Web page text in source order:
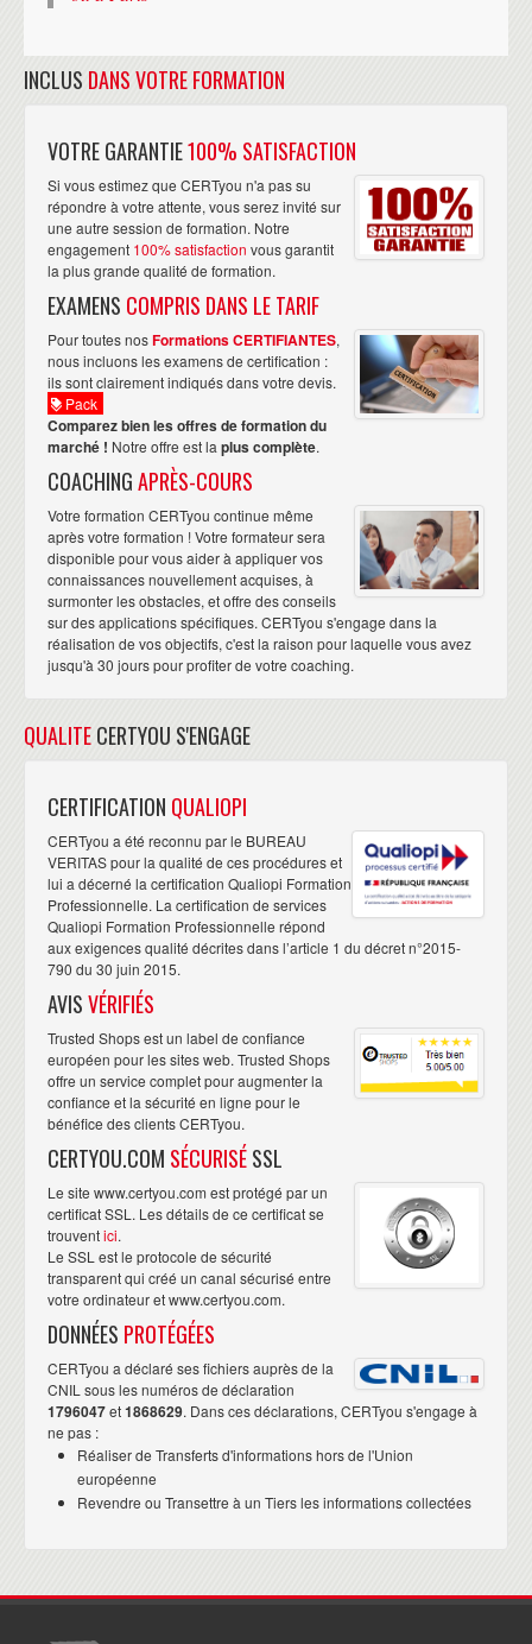
INCLUS DANS VOTRE FORMATION
VOTRE GARANTIE100% SATISFACTION
Si vous estimez que CERTyou n'a pas su
répondre à votre attente, vous serez invité sur
une autre session de formation. Notre
engagement 100% satisfaction vous garantit
la plus grande qualité de formation.
EXAMENS COMPRIS DANS LE TARIF
Pour toutes nosFormations CERTIFIANTES,
nous incluons les examens de certification :
ils sont clairement indiqués dans votre devis.
Pack
Comparez bien les offres de formation du
marché ! Notre offre est la plus complète.
COACHINGAPRÈS-COURS
Votre formation CERTyou continue même
après votre formation ! Votre formateur sera
disponible pour vous aider à appliquer vos
connaissances nouvellement acquises, à
surmonter les obstacles, et offre des conseils
sur des applications spécifiques. CERTyou s'engage dans la
réalisation de vos objectifs, c'est la raison pour laquelle vous avez
jusqu'à 30 jours pour profiter de votre coaching.
QUALITECERTYOU S'ENGAGE
CERTIFICATION QUALIOPI
CERTyou a été reconnu par le BUREAU
VERITAS pour la qualité de ces procédures et
lui a décerné la certification Qualiopi Formation
Professionnelle. La certification de services
Qualiopi Formation Professionnelle répond
aux exigences qualité décrites dans l’article 1 du décret n°2015-
790 du 30 juin 2015.
AVISVÉRIFIÉS
Trusted Shops est un label de confiance
européen pour les sites web. Trusted Shops
offre un service complet pour augmenter la
confiance et la sécurité en ligne pour le
bénéfice des clients CERTyou.
CERTYOU.COM SÉCURISÉSSL
Le site www.certyou.com est protégé par un
certificat SSL. Les détails de ce certificat se
trouventici.
Le SSL est le protocole de sécurité
transparent qui créé un canal sécurisé entre
votre ordinateur et www.certyou.com.
DONNÉES PROTÉGÉES
CERTyou a déclaré ses fichiers auprès de la
CNIL sous les numéros de déclaration
1796047et1868629. Dans ces déclarations, CERTyou s'engage à
ne pas :
Réaliser de Transferts d'informations hors de l'Union
européenne
Revendre ou Transettre à un Tiers les informations collectées